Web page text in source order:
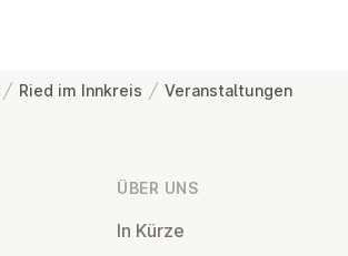
Ried im Innkreis
Veranstaltungen
ÜBER UNS
In Kürze